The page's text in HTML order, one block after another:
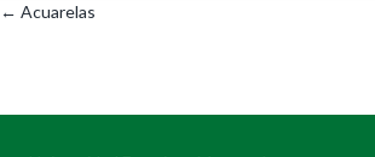
Posts
← Acuarelas